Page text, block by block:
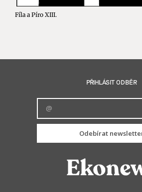
Fíla a Píro XIII.
PŘIHLÁSIT ODBĚR
Odebírat